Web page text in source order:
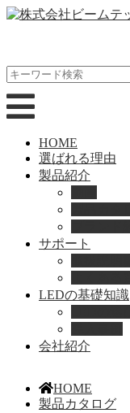
HOME
選ばれる理由
製品紹介
サポート
LEDの基礎知識
会社紹介
HOME
製品カタログ